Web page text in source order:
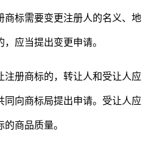
需要变更注册人的名义、地
应当提出变更申请。
商标的，转让人和受让人应
同向商标局提出申请。受让人应
商品质量。